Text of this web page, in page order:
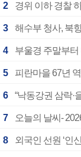
2 경위 이하 경찰
3 해수부 청사, 북
4 부울경 주말부터
5 피란마을 67년
6 “낙동강권 삼락·
7 오늘의 날씨-
8 외국인 선원 ‘인